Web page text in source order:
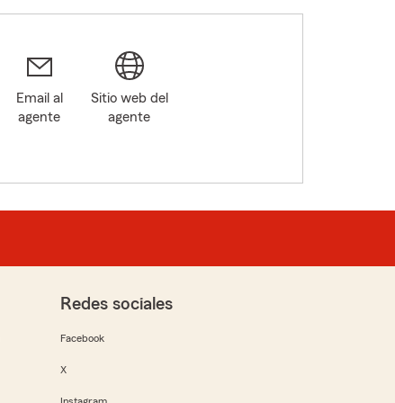
Email al
agente
Sitio web del
agente
Redes sociales
Facebook
X